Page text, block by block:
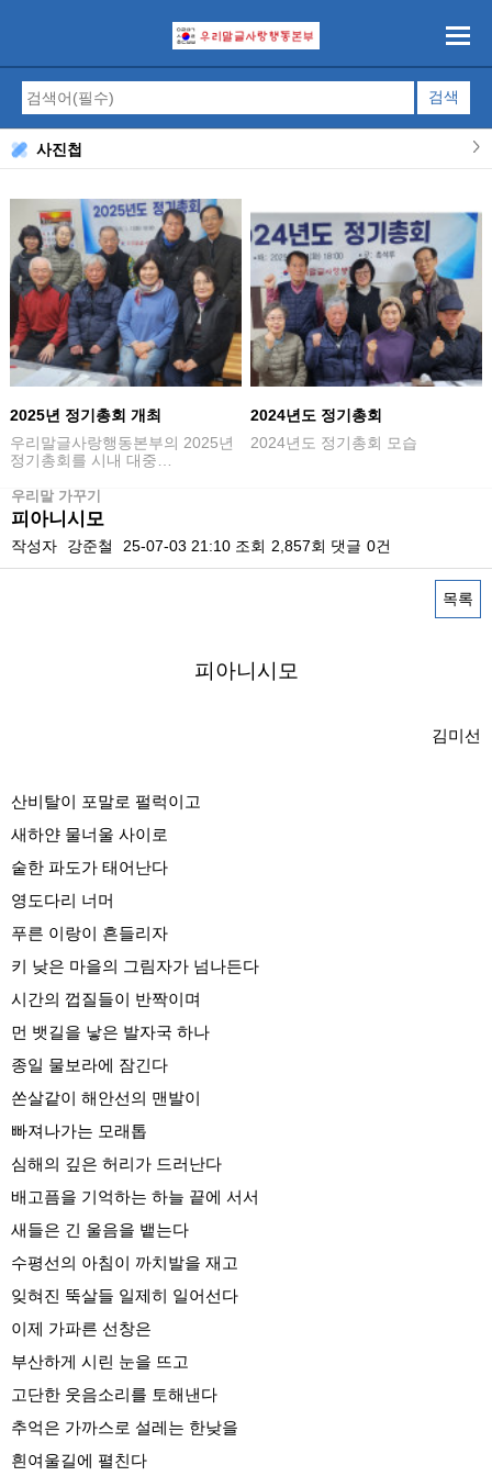
사진첩
2025년 정기총회 개최
우리말글사랑행동본부의 2025년
정기총회를 시내 대중…
2024년도 정기총회
2024년도 정기총회 모습
우리말 가꾸기
피아니시모
작성자 강준철 25-07-03 21:10 조회 2,857회 댓글 0건
목록
피아니시모
김미선
산비탈이 포말로 펄럭이고
새하얀 물너울 사이로
숱한 파도가 태어난다
영도다리 너머
푸른 이랑이 흔들리자
키 낮은 마을의 그림자가 넘나든다
시간의 껍질들이 반짝이며
먼 뱃길을 낳은 발자국 하나
종일 물보라에 잠긴다
쏜살같이 해안선의 맨발이
빠져나가는 모래톱
심해의 깊은 허리가 드러난다
배고픔을 기억하는 하늘 끝에 서서
새들은 긴 울음을 뱉는다
수평선의 아침이 까치발을 재고
잊혀진 뚝살들 일제히 일어선다
이제 가파른 선창은
부산하게 시린 눈을 뜨고
고단한 웃음소리를 토해낸다
추억은 가까스로 설레는 한낮을
흰여울길에 펼친다